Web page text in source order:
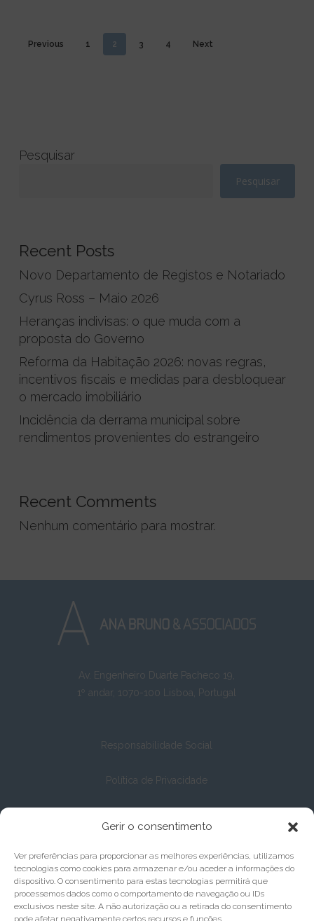
Gerir o consentimento
Ver preferências para proporcionar as melhores experiências, utilizamos
tecnologias como cookies para armazenar e/ou aceder a informações do
dispositivo. O consentimento para estas tecnologias permitirá que
processemos dados como o comportamento de navegação ou IDs
exclusivos neste site. A não autorização ou a retirada do consentimento
pode afetar negativamente certos recursos e funções.
Previous 1 2 3 4 Next
Pesquisar
Pesquisar
Recent Posts
Novo Departamento de Registos e Notariado
Cyrus Ross – Maio 2026
Heranças indivisas: o que muda com a
proposta do Governo
Reforma da Habitação 2026: novas regras,
incentivos fiscais e medidas para desbloquear
o mercado imobiliário
Incidência da derrama municipal sobre
rendimentos provenientes do estrangeiro
Recent Comments
Nenhum comentário para mostrar.
Av. Engenheiro Duarte Pacheco 19,
1º andar, 1070-100 Lisboa, Portugal
Responsabilidade Social
Política de Privacidade